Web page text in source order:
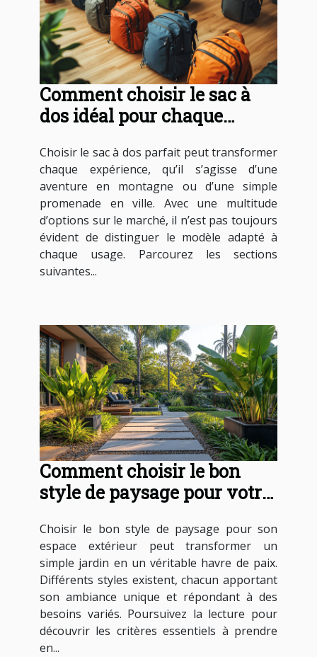
Comment choisir le sac à
dos idéal pour chaque
Choisir le sac à dos parfait peut transformer
chaque expérience, qu’il s’agisse d’une
aventure en montagne ou d’une simple
promenade en ville. Avec une multitude
d’options sur le marché, il n’est pas toujours
évident de distinguer le modèle adapté à
chaque usage. Parcourez les sections
suivantes...
Comment choisir le bon
style de paysage pour votre
Choisir le bon style de paysage pour son
espace extérieur peut transformer un
simple jardin en un véritable havre de paix.
Différents styles existent, chacun apportant
son ambiance unique et répondant à des
besoins variés. Poursuivez la lecture pour
découvrir les critères essentiels à prendre
en...